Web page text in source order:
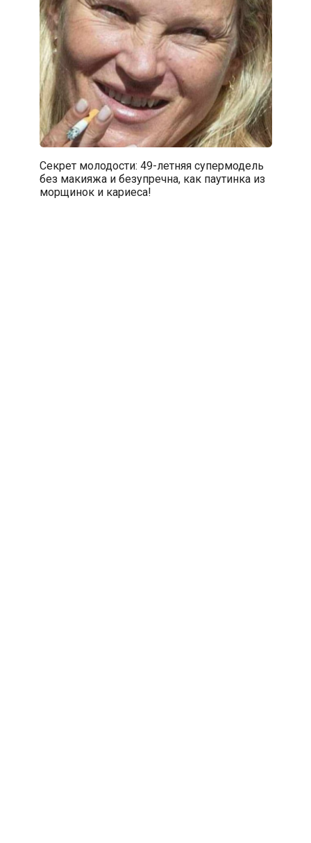
Секрет молодости: 49-летняя супермодель
без макияжа и безупречна, как паутинка из
морщинок и кариеса!